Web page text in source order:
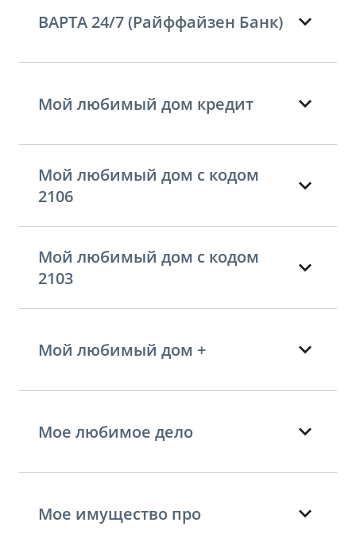
ВАРТА 24/7 (Райффайзен Банк)
Мой любимый дом кредит
Мой любимый дом с кодом
2106
Мой любимый дом с кодом
2103
Мой любимый дом +
Мое любимое дело
Мое имущество про